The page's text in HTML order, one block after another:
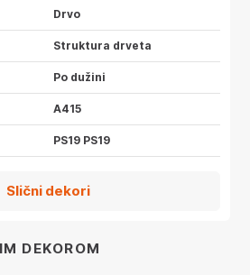
Drvo
Struktura drveta
Po dužini
A415
PS19 PS19
Slični dekori
DEKOROM